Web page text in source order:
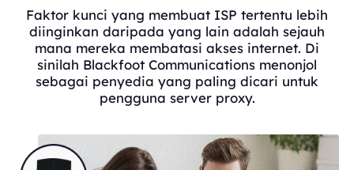
Faktor kunci yang membuat ISP tertentu lebih
diinginkan daripada yang lain adalah sejauh
mana mereka membatasi akses internet. Di
sinilah Blackfoot Communications menonjol
sebagai penyedia yang paling dicari untuk
pengguna server proxy.